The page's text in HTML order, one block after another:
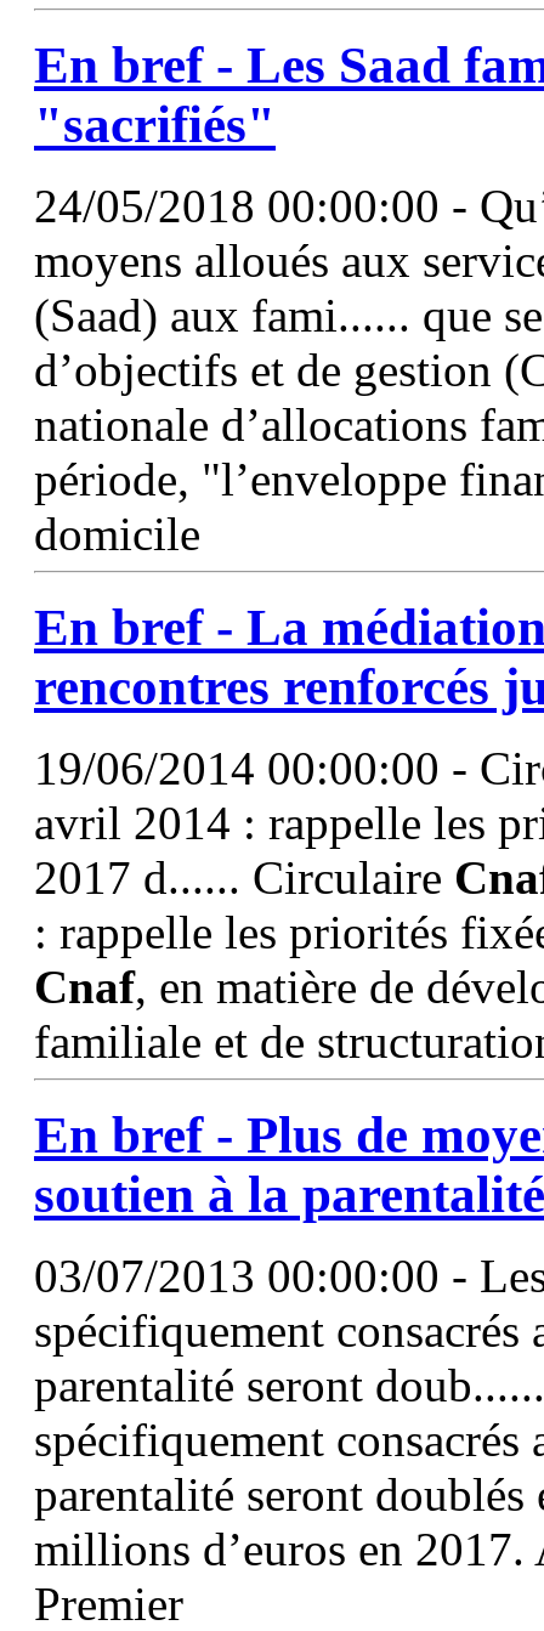
En bref - Les Saad
"sacrifiés"
24/05/2018 00:00:00 -
moyens alloués aux
(Saad) aux fami...... que
d’objectifs et de gestion
nationale d’allocations
période, "l’enveloppe
domicile
En bref - La
rencontres renforcés
19/06/2014 00:00:00 -
avril 2014 : rappelle les
2017 d...... Circulaire
: rappelle les priorités
Cnaf, en matière de
familiale et de
En bref - Plus de
soutien à la parentalité
03/07/2013 00:00:00 -
spécifiquement
parentalité seront
spécifiquement
parentalité seront doublés
millions d’euros en
Premier